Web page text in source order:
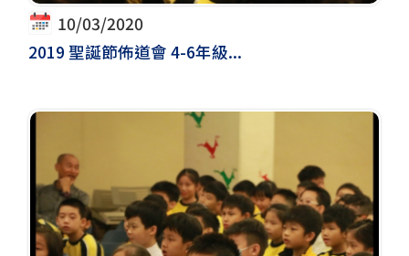
10/03/2020
2019 聖誕節佈道會 4-6年級...